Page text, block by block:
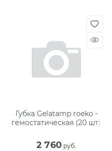
Губка Gelatamp roeko -
гемостатическая (20 шт)
2 760 руб.